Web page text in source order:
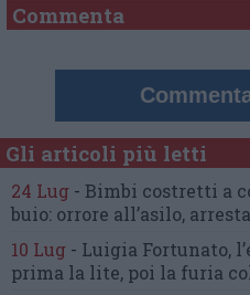
Commenta
Gli articoli più letti
24 Lug - Bimbi costretti a
buio: orrore all’asilo,
10 Lug - Luigia Fortunato,
prima la lite, poi la furia